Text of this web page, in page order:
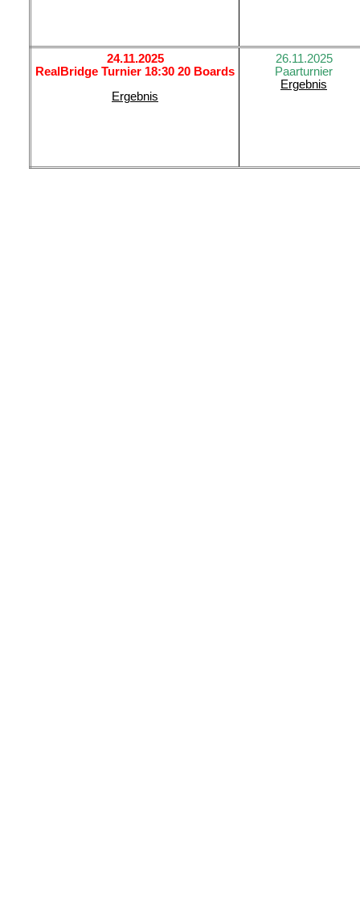
24.11.2025
RealBridge Turnier 18:30 20 Boards
Ergebnis
26.11.2025
Paarturnier
Ergebnis